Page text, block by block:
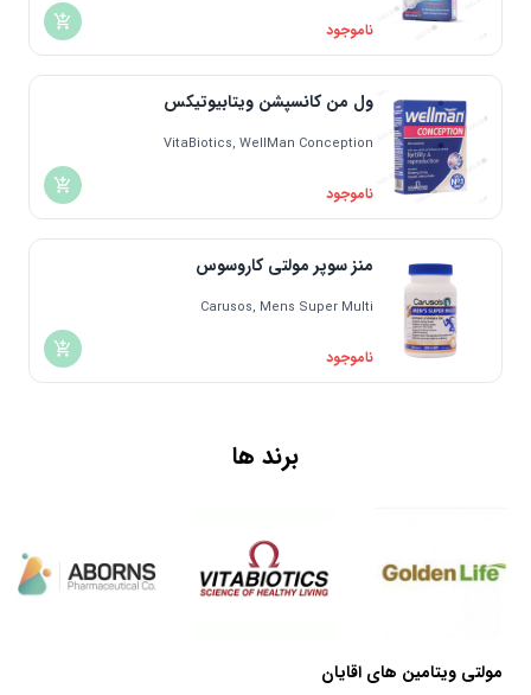
ناموجود
ول من کانسپشن ویتابیوتیکس
VitaBiotics, WellMan Conception
ناموجود
منز سوپر مولتی کاروسوس
Carusos, Mens Super Multi
ناموجود
برند ها
مولتی ویتامین های اقایان